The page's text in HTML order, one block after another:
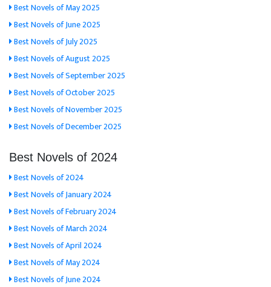
Best Novels of May 2025
Best Novels of June 2025
Best Novels of July 2025
Best Novels of August 2025
Best Novels of September 2025
Best Novels of October 2025
Best Novels of November 2025
Best Novels of December 2025
Best Novels of 2024
Best Novels of 2024
Best Novels of January 2024
Best Novels of February 2024
Best Novels of March 2024
Best Novels of April 2024
Best Novels of May 2024
Best Novels of June 2024